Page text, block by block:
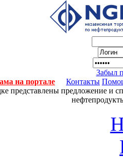
Забыл
на портале
Контакты
представлены предложение и